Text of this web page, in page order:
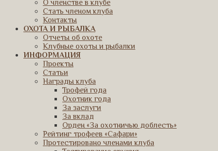
О членстве в клубе
Стать членом клуба
Контакты
ОХОТА И РЫБАЛКА
Отчеты об охоте
Клубные охоты и рыбалки
ИНФОРМАЦИЯ
Проекты
Статьи
Награды клуба
Трофей года
Охотник года
За заслуги
За вклад
Орден «За охотничью доблесть»
Рейтинг трофеев «Сафари»
Протестировано членами клуба